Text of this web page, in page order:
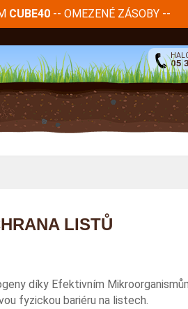
CUBE40-- OMEZENÉ ZÁSOBY --
05
LISTŮ
díky Efektivním
fyzickou bariéru na listech.